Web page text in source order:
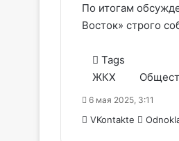
По итогам
Восток» строго
Tags
ЖКХ
6 мая 2025, 3:11
VKontakte